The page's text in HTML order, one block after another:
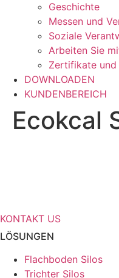
Geschichte
Messen und
Soziale
Arbeiten Sie
Zertifikate und
DOWNLOADEN
KUNDENBEREICH
Ecokcal
KONTAKT US
LÖSUNGEN
Flachboden Silos
Trichter Silos